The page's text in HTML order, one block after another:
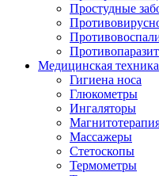
Простудные
Медицинская техника
Гигиена носа
Глюкометры
Ингаляторы
Массажеры
Стетоскопы
Термометры